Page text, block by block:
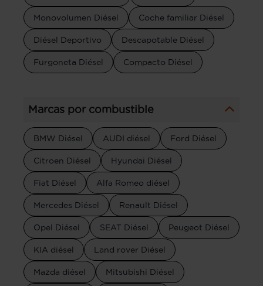
Monovolumen Diésel Coche familiar Diésel
Diésel Deportivo Descapotable Diésel
Furgoneta Diésel Compacto Diésel
Marcas por combustible
BMW Diésel AUDI diésel Ford Diésel
Citroen Diésel Hyundai Diésel
Fiat Diésel Alfa Romeo diésel
Mercedes Diésel Renault Diésel
Opel Diésel SEAT Diésel Peugeot Diésel
KIA diésel Land rover Diésel
Mazda diésel Mitsubishi Diésel